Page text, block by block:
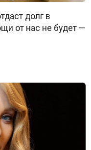
долг в
от нас не будет —